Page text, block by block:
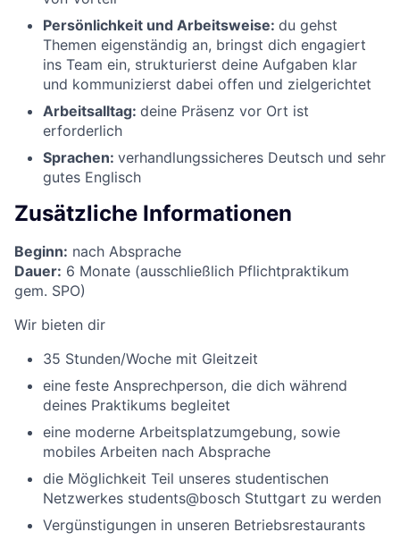
Persönlichkeit und Arbeitsweise: du gehst
Themen eigenständig an, bringst dich engagiert
ins Team ein, strukturierst deine Aufgaben klar
und kommunizierst dabei offen und zielgerichtet
Arbeitsalltag: deine Präsenz vor Ort ist
erforderlich
Sprachen: verhandlungssicheres Deutsch und sehr
gutes Englisch
Zusätzliche Informationen
Beginn: nach Absprache
Dauer: 6 Monate (ausschließlich Pflichtpraktikum
gem. SPO)
Wir bieten dir
35 Stunden/Woche mit Gleitzeit
eine feste Ansprechperson, die dich während
deines Praktikums begleitet
eine moderne Arbeitsplatzumgebung, sowie
mobiles Arbeiten nach Absprache
die Möglichkeit Teil unseres studentischen
Netzwerkes students@bosch Stuttgart zu werden
Vergünstigungen in unseren Betriebsrestaurants